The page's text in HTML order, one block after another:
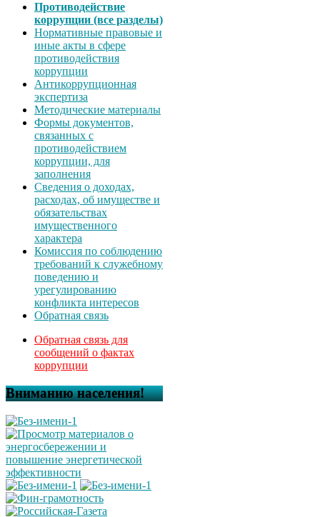
Противодействие
коррупции (все разделы)
Нормативные правовые и
иные акты в сфере
противодействия
коррупции
Антикоррупционная
экспертиза
Методические материалы
Формы документов,
связанных с
противодействием
коррупции, для
заполнения
Сведения о доходах,
расходах, об имуществе и
обязательствах
имущественного
характера
Комиссия по соблюдению
требований к служебному
поведению и
урегулированию
конфликта интересов
Обратная связь
Обратная связь для
сообщений о фактах
коррупции
Вниманию населения!